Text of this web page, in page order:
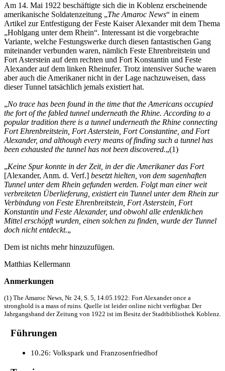
Am 14. Mai 1922 beschäftigte sich die in Koblenz erscheinende
amerikanische Soldatenzeitung „The Amaroc News“ in einem
Artikel zur Entfestigung der Feste Kaiser Alexander mit dem Thema
„Hohlgang unter dem Rhein“. Interessant ist die vorgebrachte
Variante, welche Festungswerke durch diesen fantastischen Gang
miteinander verbunden waren, nämlich Feste Ehrenbreitstein und
Fort Asterstein auf dem rechten und Fort Konstantin und Feste
Alexander auf dem linken Rheinufer. Trotz intensiver Suche waren
aber auch die Amerikaner nicht in der Lage nachzuweisen, dass
dieser Tunnel tatsächlich jemals existiert hat.
„No trace has been found in the time that the Americans occupied
the fort of the fabled tunnel underneath the Rhine. According to a
popular tradition there is a tunnel underneath the Rhine connecting
Fort Ehrenbreitstein, Fort Asterstein, Fort Constantine, and Fort
Alexander, and although every means of finding such a tunnel has
been exhausted the tunnel has not been discovered.„(1)
„Keine Spur konnte in der Zeit, in der die Amerikaner das Fort
[Alexander, Anm. d. Verf.] besetzt hielten, von dem sagenhaften
Tunnel unter dem Rhein gefunden werden. Folgt man einer weit
verbreiteten Überlieferung, existiert ein Tunnel unter dem Rhein zur
Verbindung von Feste Ehrenbreitstein, Fort Asterstein, Fort
Konstantin und Feste Alexander, und obwohl alle erdenklichen
Mittel erschöpft wurden, einen solchen zu finden, wurde der Tunnel
doch nicht entdeckt.„
Dem ist nichts mehr hinzuzufügen.
Matthias Kellermann
Anmerkungen
(1) The Amaroc News, Nr. 24, S. 5, 14.05.1922: Fort Alexander once a
stronghold is a mass of ruins. Quelle ist leider online nicht verfügbar. Der
Jahrgangsband der Zeitung von 1922 ist im Besitz der Stadtbibliothek Koblenz.
Führungen
10.26: Volkspark und Franzosenfriedhof